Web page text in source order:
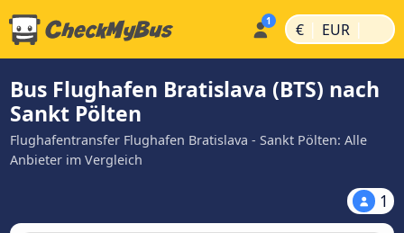
€ | EUR |
Bus Flughafen Bratislava (BTS) nach
Sankt Pölten
Flughafentransfer Flughafen Bratislava - Sankt Pölten: Alle
Anbieter im Vergleich
1